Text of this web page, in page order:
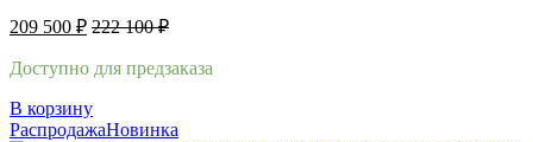
209 500 ₽ 222 100₽
Доступно для предзаказа
В корзину
РаспродажаНовинка